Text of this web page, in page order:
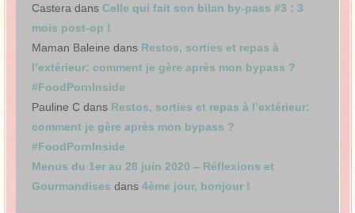
Castera dans Celle qui fait son bilan by-pass #3 : 3
mois post-op !
Maman Baleine dans Restos, sorties et repas à
l’extérieur: comment je gère après mon bypass ?
#FoodPornInside
Pauline C dans Restos, sorties et repas à l’extérieur:
comment je gère après mon bypass ?
#FoodPornInside
Menus du 1er au 28 juin 2020 – Réflexions et
Gourmandises dans 4ème jour, bonjour !